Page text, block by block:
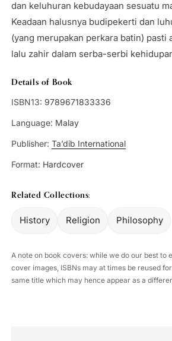
dan keluhuran kebudayaan sesuatu
Keadaan halusnya budipekerti dan
(yang merupakan perkara batin) pasti
lalu zahir dalam serba-serbi
Details of Book
ISBN13: 9789671833336
Language: Malay
Publisher: Ta’dib International
Format: Hardcover
Related Collections:
History Religion Philosophy
A note on book covers: while we do our best to
cover images, ISBNs may at times be reused
same title which may hence appear as a